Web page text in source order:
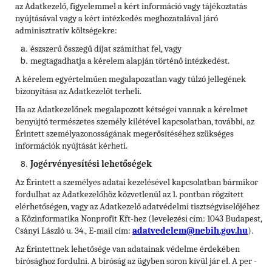
az Adatkezelő, figyelemmel a kért információ vagy tájékoztatás
nyújtásával vagy a kért intézkedés meghozatalával járó
adminisztratív költségekre:
észszerű összegű díjat számíthat fel, vagy
megtagadhatja a kérelem alapján történő intézkedést.
A kérelem egyértelműen megalapozatlan vagy túlzó jellegének
bizonyítása az Adatkezelőt terheli.
Ha az Adatkezelőnek megalapozott kétségei vannak a kérelmet
benyújtó természetes személy kilétével kapcsolatban, további, az
Érintett személyazonosságának megerősítéséhez szükséges
információk nyújtását kérheti.
Jogérvényesítési lehetőségek
Az Érintett a személyes adatai kezelésével kapcsolatban bármikor
fordulhat az Adatkezelőhöz közvetlenül az 1. pontban rögzített
elérhetőségen, vagy az Adatkezelő adatvédelmi tisztségviselőjéhez
a Közinformatika Nonprofit Kft-hez (levelezési cím: 1043 Budapest,
Csányi László u. 34., E-mail cím: adatvedelem@nebih.gov.hu).
Az Érintettnek lehetősége van adatainak védelme érdekében
bírósághoz fordulni. A bíróság az ügyben soron kívül jár el. A per -